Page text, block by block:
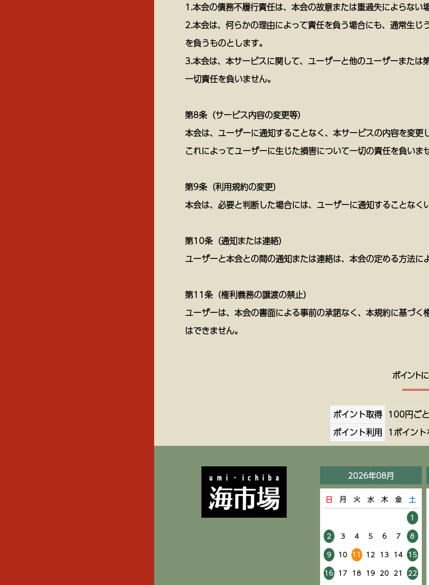
1.本会の債務不履行責任は、本会の故意または重過失によらない
2.本会は、何らかの理由によって責任を負う場合にも、通常生
を負うものとします。
3.本会は、本サービスに関して、ユーザーと他のユーザーまた
一切責任を負いません。
第8条（サービス内容の変更等）
本会は、ユーザーに通知することなく、本サービスの内容を変更
これによってユーザーに生じた損害について一切の責任を負いま
第9条（利用規約の変更）
本会は、必要と判断した場合には、ユーザーに通知することなく
第10条（通知または連絡）
ユーザーと本会との間の通知または連絡は、本会の定める方法に
第11条（権利義務の譲渡の禁止）
ユーザーは、本会の書面による事前の承諾なく、本規約に基づ
はできません。
ポイント
ポイント取得 100円ご
ポイント利用 1ポイント
2026年08月
日 月 火 水 木 金
土
1
2
3 4 5 6 7
8
9
10 11 12 13 14 15
16 17 18 19 20 21 22